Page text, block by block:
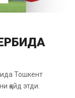
Тошкент
қайд этди.